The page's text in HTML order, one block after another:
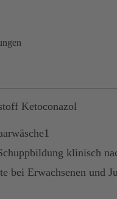
Ketoconazol
klinisch
bei Erwachsenen und